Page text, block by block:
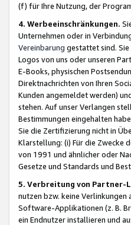
(f) für Ihre Nutzung, der
4. Werbeeinschränkungen.
Unternehmen oder in
Vereinbarung gestattet sind.
Logos von uns oder unseren
E-Books, physischen
Direktnachrichten von Ihren
Kunden angemeldet werden)
stehen. Auf unser Verlangen
Bestimmungen eingehalten
Sie die Zertifizierung nicht in
Klarstellung: (i) Für die Zwecke
von 1991 und ähnlicher oder
Gesetze und Standards und
5. Verbreitung von Partner-
nutzen bzw. keine
Software-Applikationen (z. B.
ein Endnutzer installieren und